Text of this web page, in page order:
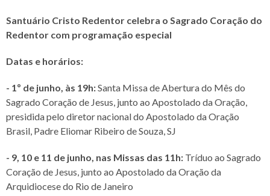
Santuário Cristo Redentor celebra o Sagrado Coração do
Redentor com programação especial
Datas e horários:
- 1º de junho, às 19h:Santa Missa de Abertura do Mês do
Sagrado Coração de Jesus, junto ao Apostolado da Oração,
presidida pelo diretor nacional do Apostolado da Oração
Brasil, Padre Eliomar Ribeiro de Souza, SJ
- 9, 10 e 11 de junho, nas Missas das 11h: Tríduo ao Sagrado
Coração de Jesus, junto ao Apostolado da Oração da
Arquidiocese do Rio de Janeiro